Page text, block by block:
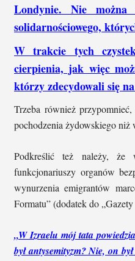
Londynie. Nie
solidarnościowego,
W trakcie tych
cierpienia, jak więc
którzy zdecydowali się
Trzeba również
pochodzenia żydowskiego niż
Podkreślić też należy, że
funkcjonariuszy organów
wynurzenia emigrantów
Formatu” (dodatek do
„W Izraelu mój tata
był antysemityzm? Nie, on